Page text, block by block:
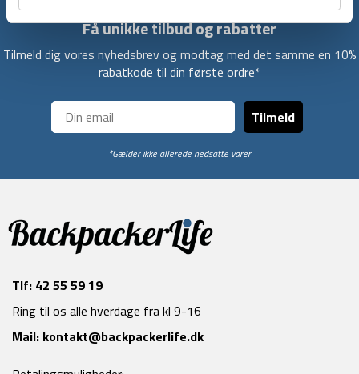
Få unikke tilbud og rabatter
Tilmeld dig vores nyhedsbrev og modtag med det samme en 10%
rabatkode til din første ordre*
Tilmeld
*Gælder ikke allerede nedsatte varer
Tlf: 42 55 59 19
Ring til os alle hverdage fra kl 9-16
Mail: kontakt@backpackerlife.dk